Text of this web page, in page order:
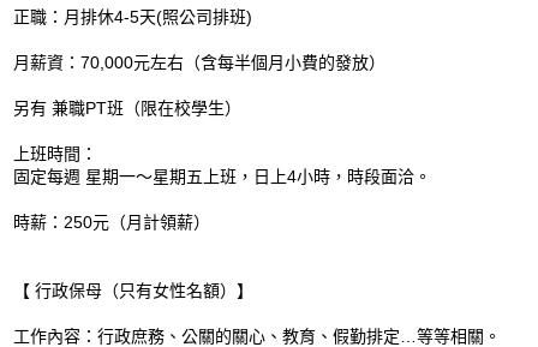
正職：月排休4-5天(照公司排班)
月薪資：70,000元左右（含每半個月小費的發放）
另有 兼職PT班（限在校學生）
上班時間：
固定每週 星期一～星期五上班，日上4小時，時段面洽。
時薪：250元（月計領薪）
【 行政保母（只有女性名額）】
工作內容：行政庶務、公關的關心、教育、假勤排定…等等相關。